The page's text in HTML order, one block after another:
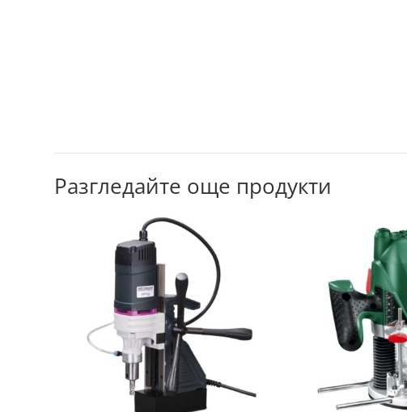
Разгледайте още продукти